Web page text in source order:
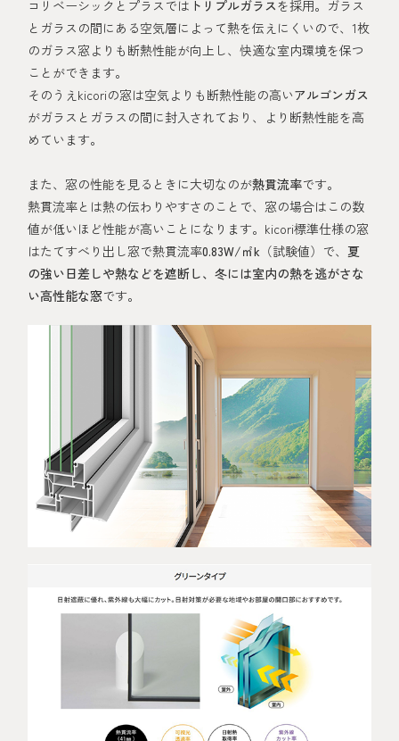
コリベーシックとプラスでは トリプルガラスを採用。ガラス
とガラスの間にある空気層によって熱を伝えにくいので、1枚
のガラス窓よりも断熱性能が向上し、快適な室内環境を保つ
ことができます。
そのうえkicoriの窓は空気よりも断熱性能の高いアルゴンガス
がガラスとガラスの間に封入されており、より断熱性能を高
めています。
また、窓の性能を見るときに大切なのが熱貫流率です。
熱貫流率とは熱の伝わりやすさのことで、窓の場合はこの数
値が低いほど性能が高いことになります。kicori標準仕様の窓
はたてすべり出し窓で熱貫流率0.83W/㎡k （試験値）で、 夏
の強い日差しや熱などを遮断し、冬には室内の熱を逃がさな
い高性能な窓です。